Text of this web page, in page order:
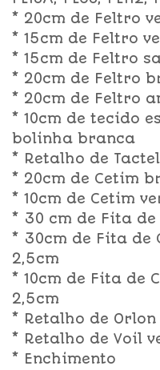
* 20cm de Feltro
* 15cm de Feltro
* 15cm de Feltro
* 20cm de Feltro
* 20cm de Feltro
* 10cm de tecido
bolinha branca
* Retalho de
* 20cm de Cetim
* 10cm de Cetim
* 30 cm de Fita
* 30cm de Fita de
2,5cm
* 10cm de Fita de
2,5cm
* Retalho de Orlon
* Retalho de Voil
* Enchimento